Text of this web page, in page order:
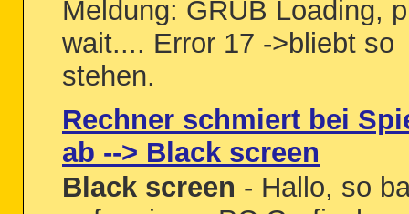
Meldung: GRUB Loading,
wait.... Error 17 ->bliebt so
stehen.
Rechner schmiert bei
ab --> Black screen
Black screen - Hallo, so